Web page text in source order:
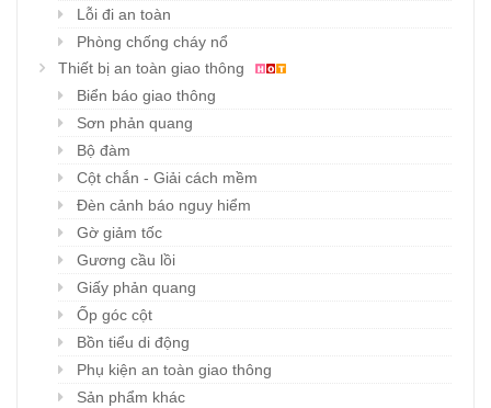
Lỗi đi an toàn
Phòng chống cháy nổ
Thiết bị an toàn giao thông
Biển báo giao thông
Sơn phản quang
Bộ đàm
Cột chắn - Giải cách mềm
Đèn cảnh báo nguy hiểm
Gờ giảm tốc
Gương cầu lồi
Giấy phản quang
Ốp góc cột
Bồn tiểu di động
Phụ kiện an toàn giao thông
Sản phẩm khác